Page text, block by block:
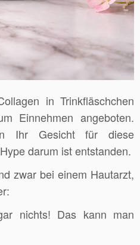
in Trinkfläschchen
Einnehmen angeboten.
Ihr Gesicht für diese
darum ist entstanden.
zwar bei einem Hautarzt,
nichts! Das kann man